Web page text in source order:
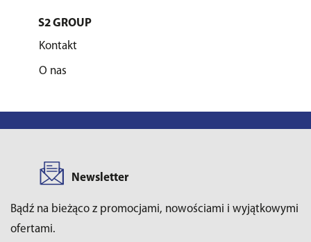
S2 GROUP
Kontakt
O nas
Newsletter
Bądź na bieżąco z promocjami, nowościami i wyjątkowymi
ofertami.